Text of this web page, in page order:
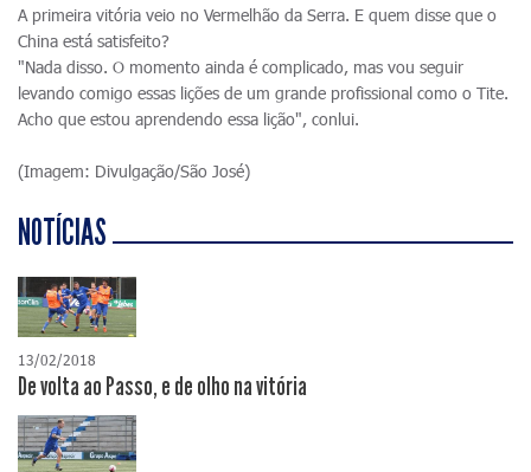
A primeira vitória veio no Vermelhão da Serra. E quem disse que o
China está satisfeito?
"Nada disso. O momento ainda é complicado, mas vou seguir
levando comigo essas lições de um grande profissional como o Tite.
Acho que estou aprendendo essa lição", conlui.
(Imagem: Divulgação/São José)
NOTÍCIAS
13/02/2018
De volta ao Passo, e de olho na vitória